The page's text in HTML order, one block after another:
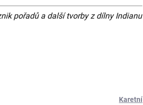
pořadů a další tvorby z dílny Indianu
Karetní